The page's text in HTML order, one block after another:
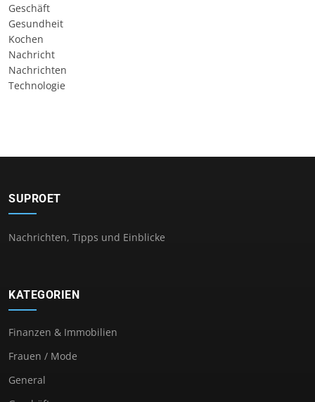
Geschäft
Gesundheit
Kochen
Nachricht
Nachrichten
Technologie
SUPROET
Nachrichten, Tipps und Einblicke
KATEGORIEN
Finanzen & Immobilien
Frauen / Mode
General